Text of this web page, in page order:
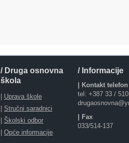
/ Druga osnovna
škola
| Uprava škole
| Stručni saradnici
| Školski odbor
| Opće informacije
/ Informacije
| Kontakt telefon
tel: +387 33 /
| Fax
033/514-137